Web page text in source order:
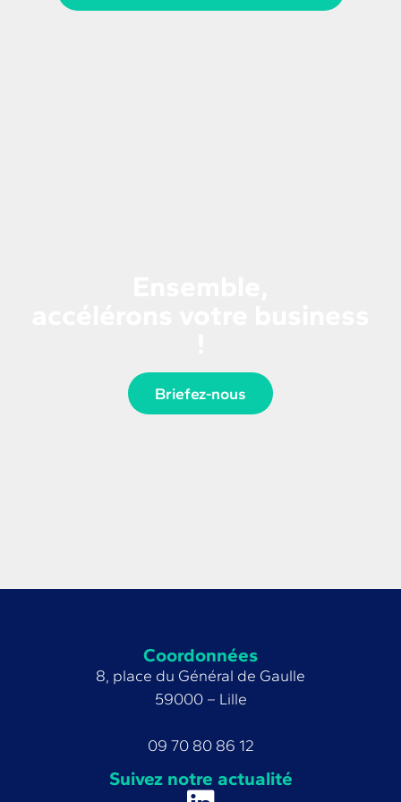
Briefez-nous
Coordonnées
8, place du Général de Gaulle
59000 – Lille
09 70 80 86 12
Suivez notre actualité